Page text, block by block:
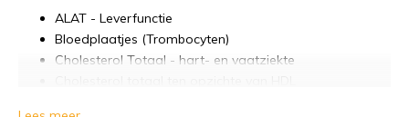
ALAT - Leverfunctie
Bloedplaatjes (Trombocyten)
Cholesterol Totaal - hart- en vaatziekte